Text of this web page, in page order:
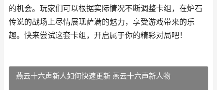
的机会。玩家们可以根据实际情况不断调整卡组，在炉石
传说的战场上尽情展现萨满的魅力，享受游戏带来的乐
趣。快来尝试这套卡组，开启属于你的精彩对局吧！
燕云十六声新人如何快速更新 燕云十六声新人物